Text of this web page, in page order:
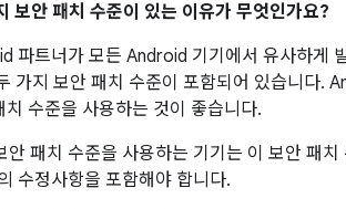
보안 패치 수준이 있는 이유가 무엇인가요?
파트너가 모든 Android 기기에서 유사하게
가지 보안 패치 수준이 포함되어 있습니다.
수준을 사용하는 것이 좋습니다.
패치 수준을 사용하는 기기는 이 보안 패치
수정사항을 포함해야 합니다.